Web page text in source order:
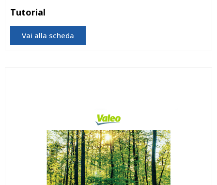
Tutorial
Vai alla scheda